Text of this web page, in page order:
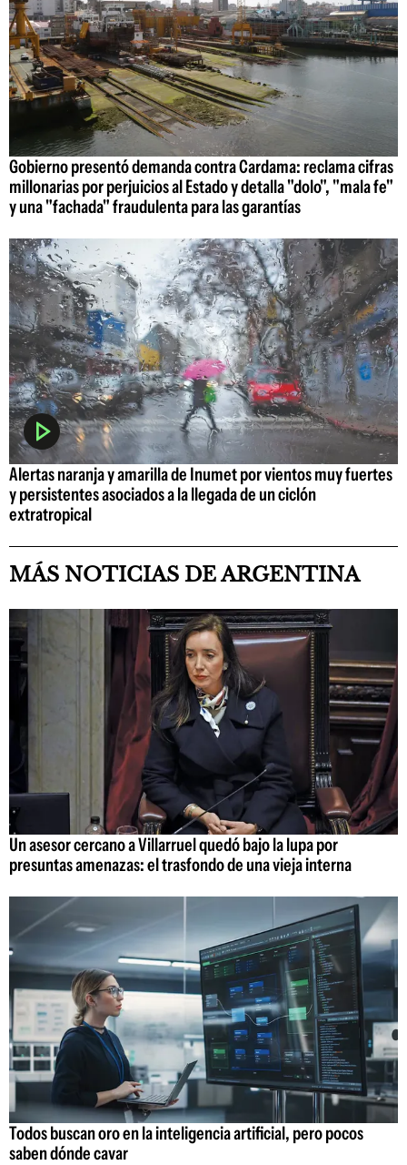
Gobierno presentó demanda contra Cardama: reclama cifras
millonarias por perjuicios al Estado y detalla "dolo", "mala fe"
y una "fachada" fraudulenta para las garantías
Alertas naranja y amarilla de Inumet por vientos muy fuertes
y persistentes asociados a la llegada de un ciclón
extratropical
MÁS NOTICIAS DE ARGENTINA
Un asesor cercano a Villarruel quedó bajo la lupa por
presuntas amenazas: el trasfondo de una vieja interna
Todos buscan oro en la inteligencia artificial, pero pocos
saben dónde cavar